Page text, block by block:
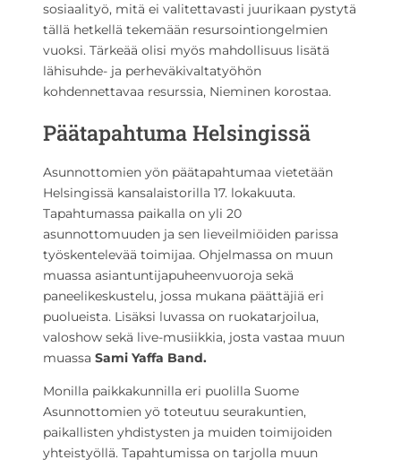
sosiaalityö, mitä ei valitettavasti juurikaan pystytä
tällä hetkellä tekemään resursointiongelmien
vuoksi. Tärkeää olisi myös mahdollisuus lisätä
lähisuhde- ja perheväkivaltatyöhön
kohdennettavaa resurssia, Nieminen korostaa.
Päätapahtuma Helsingissä
Asunnottomien yön päätapahtumaa vietetään
Helsingissä kansalaistorilla 17. lokakuuta.
Tapahtumassa paikalla on yli 20
asunnottomuuden ja sen lieveilmiöiden parissa
työskentelevää toimijaa. Ohjelmassa on muun
muassa asiantuntijapuheenvuoroja sekä
paneelikeskustelu, jossa mukana päättäjiä eri
puolueista. Lisäksi luvassa on ruokatarjoilua,
valoshow sekä live-musiikkia, josta vastaa muun
muassa Sami Yaffa Band.
Monilla paikkakunnilla eri puolilla Suome
Asunnottomien yö toteutuu seurakuntien,
paikallisten yhdistysten ja muiden toimijoiden
yhteistyöllä. Tapahtumissa on tarjolla muun